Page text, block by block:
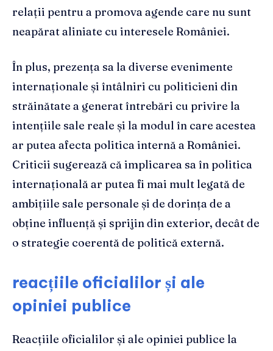
relații pentru a promova agende care nu sunt
neapărat aliniate cu interesele României.
În plus, prezența sa la diverse evenimente
internaționale și întâlniri cu politicieni din
străinătate a generat întrebări cu privire la
intențiile sale reale și la modul în care acestea
ar putea afecta politica internă a României.
Criticii sugerează că implicarea sa în politica
internațională ar putea fi mai mult legată de
ambițiile sale personale și de dorința de a
obține influență și sprijin din exterior, decât de
o strategie coerentă de politică externă.
reacțiile oficialilor și ale
opiniei publice
Reacțiile oficialilor și ale opiniei publice la